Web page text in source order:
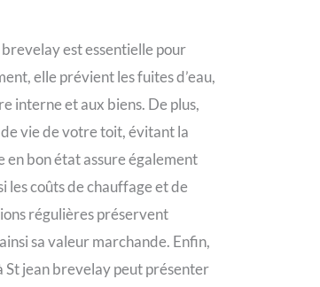
est essentielle pour
elle prévient les fuites d’eau,
interne et aux biens. De plus,
vie de votre toit, évitant la
en bon état assure également
les coûts de chauffage et de
régulières préservent
sa valeur marchande. Enfin,
St jean brevelay peut présenter